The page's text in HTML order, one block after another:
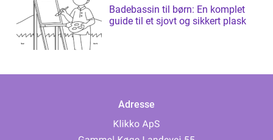
Badebassin til børn: En komplet
guide til et sjovt og sikkert plask
Adresse